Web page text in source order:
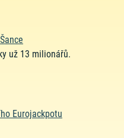
už 13 milionářů.
Eurojackpotu